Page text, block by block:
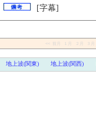
[字幕]
<< 前月 １月 ２月 ３月
地上波(関東) 地上波(関西)